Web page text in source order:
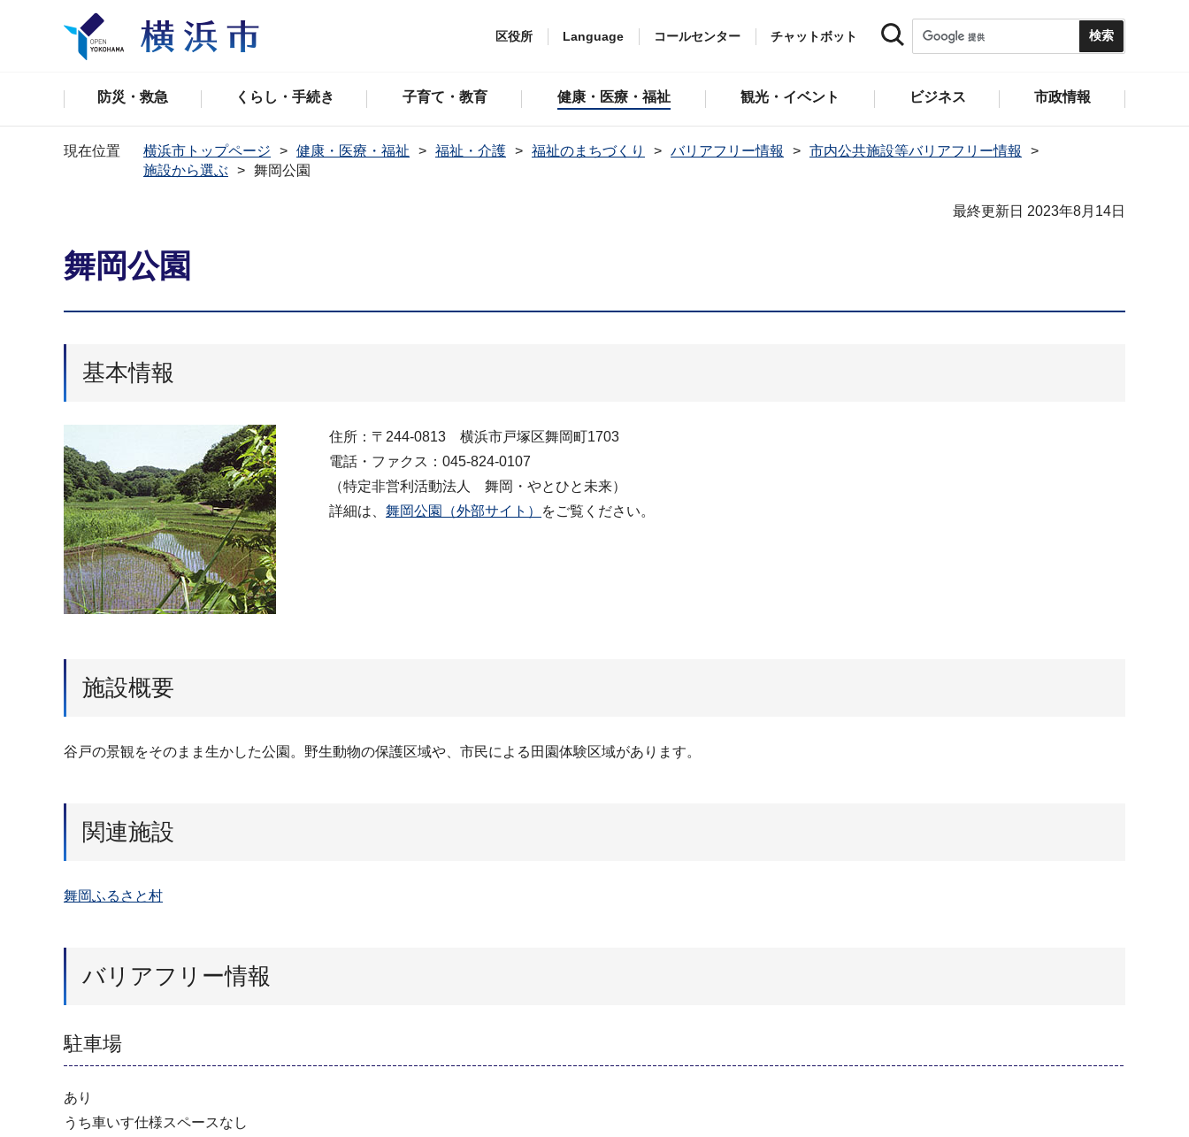
区役所 Language コールセンター チャットボット
防災・救急 くらし・手続き 子育て・教育 健康・医療・福祉 観光・イベント ビジネス 市政情報
現在位置 横浜市トップページ 健康・医療・福祉 福祉・介護 福祉のまちづくり バリアフリー情報
市内公共施設等バリアフリー情報
施設から選ぶ
舞岡公園
最終更新日 2023年8月14日
舞岡公園
基本情報
住所：〒244-0813 横浜市戸塚区舞岡町1703
電話・ファクス：045-824-0107
（特定非営利活動法人 舞岡・やとひと未来）
詳細は、 舞岡公園（外部サイト） をご覧ください。
施設概要
谷戸の景観をそのまま生かした公園。野生動物の保護区域や、市民による田園体験区域があります。
関連施設
舞岡ふるさと村
バリアフリー情報
駐車場
あり
うち車いす仕様スペースなし